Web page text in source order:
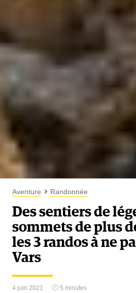
Aventure Randonnée
Des sentiers de
sommets de plus
les 3 randos à ne
Vars
4 juin 2021 5 minutes